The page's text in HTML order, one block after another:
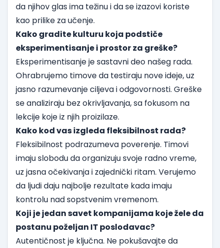
da njihov glas ima težinu i da se izazovi koriste
kao prilike za učenje.
Kako gradite kulturu koja podstiče
eksperimentisanje i prostor za greške?
Eksperimentisanje je sastavni deo našeg rada.
Ohrabrujemo timove da testiraju nove ideje, uz
jasno razumevanje ciljeva i odgovornosti. Greške
se analiziraju bez okrivljavanja, sa fokusom na
lekcije koje iz njih proizilaze.
Kako kod vas izgleda fleksibilnost rada?
Fleksibilnost podrazumeva poverenje. Timovi
imaju slobodu da organizuju svoje radno vreme,
uz jasna očekivanja i zajednički ritam. Verujemo
da ljudi daju najbolje rezultate kada imaju
kontrolu nad sopstvenim vremenom.
Koji je jedan savet kompanijama koje žele da
postanu poželjan IT poslodavac?
Autentičnost je ključna. Ne pokušavajte da